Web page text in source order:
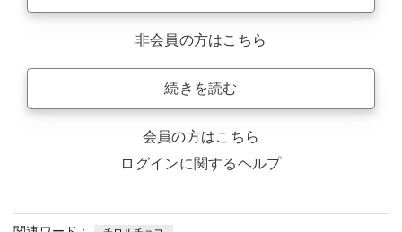
非会員の方はこちら
続きを読む
会員の方はこちら
ログインに関するヘルプ